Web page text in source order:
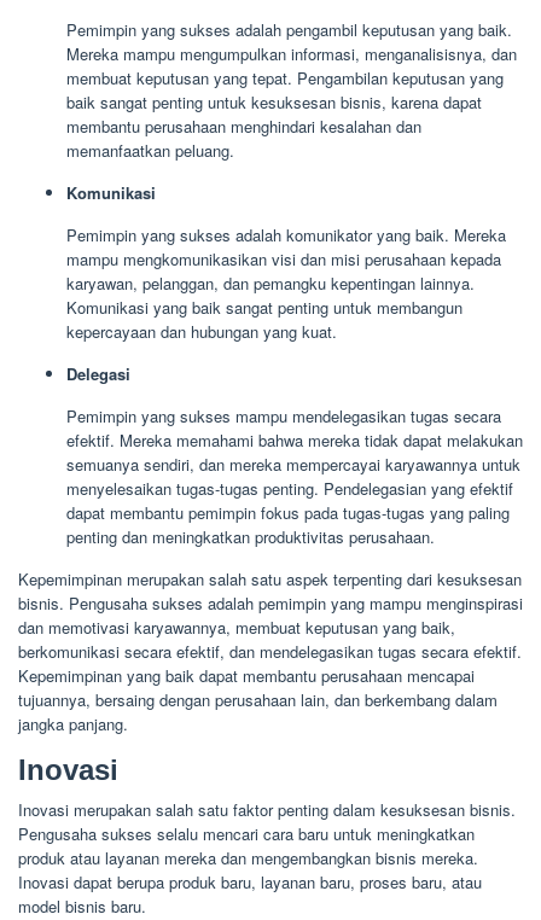
Pemimpin yang sukses adalah pengambil keputusan yang baik.
Mereka mampu mengumpulkan informasi, menganalisisnya, dan
membuat keputusan yang tepat. Pengambilan keputusan yang
baik sangat penting untuk kesuksesan bisnis, karena dapat
membantu perusahaan menghindari kesalahan dan
memanfaatkan peluang.
Komunikasi
Pemimpin yang sukses adalah komunikator yang baik. Mereka
mampu mengkomunikasikan visi dan misi perusahaan kepada
karyawan, pelanggan, dan pemangku kepentingan lainnya.
Komunikasi yang baik sangat penting untuk membangun
kepercayaan dan hubungan yang kuat.
Delegasi
Pemimpin yang sukses mampu mendelegasikan tugas secara
efektif. Mereka memahami bahwa mereka tidak dapat melakukan
semuanya sendiri, dan mereka mempercayai karyawannya untuk
menyelesaikan tugas-tugas penting. Pendelegasian yang efektif
dapat membantu pemimpin fokus pada tugas-tugas yang paling
penting dan meningkatkan produktivitas perusahaan.
Kepemimpinan merupakan salah satu aspek terpenting dari kesuksesan
bisnis. Pengusaha sukses adalah pemimpin yang mampu menginspirasi
dan memotivasi karyawannya, membuat keputusan yang baik,
berkomunikasi secara efektif, dan mendelegasikan tugas secara efektif.
Kepemimpinan yang baik dapat membantu perusahaan mencapai
tujuannya, bersaing dengan perusahaan lain, dan berkembang dalam
jangka panjang.
Inovasi
Inovasi merupakan salah satu faktor penting dalam kesuksesan bisnis.
Pengusaha sukses selalu mencari cara baru untuk meningkatkan
produk atau layanan mereka dan mengembangkan bisnis mereka.
Inovasi dapat berupa produk baru, layanan baru, proses baru, atau
model bisnis baru.